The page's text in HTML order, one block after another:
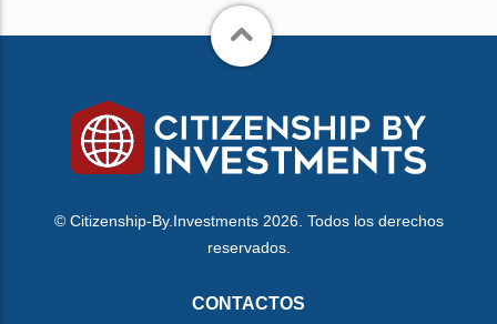
© Citizenship-By.Investments 2026. Todos los derechos
reservados.
CONTACTOS